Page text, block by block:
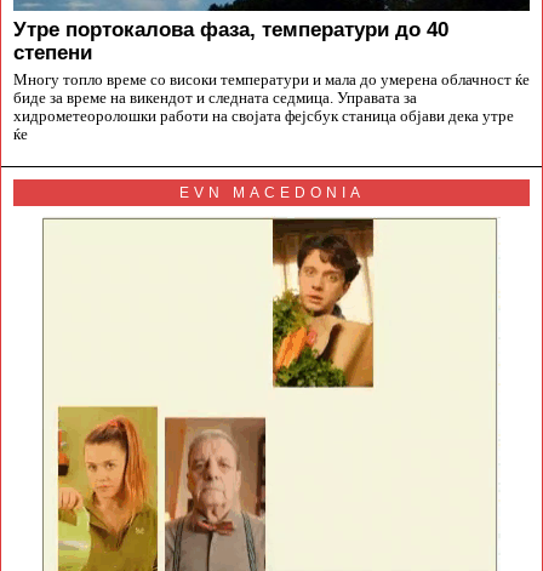
Утре портокалова фаза, температури до 40
степени
Многу топло време со високи температури и мала до умерена облачност ќе
биде за време на викендот и следната седмица. Управата за
хидрометеоролошки работи на својата фејсбук станица објави дека утре
ќе
EVN MACEDONIA